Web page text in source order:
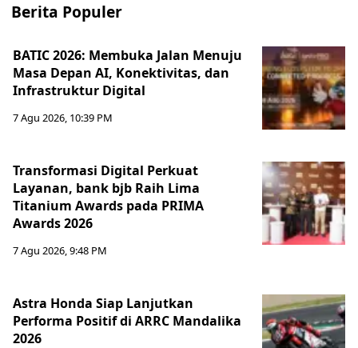
Berita Populer
BATIC 2026: Membuka Jalan Menuju
Masa Depan AI, Konektivitas, dan
Infrastruktur Digital
7 Agu 2026, 10:39 PM
Transformasi Digital Perkuat
Layanan, bank bjb Raih Lima
Titanium Awards pada PRIMA
Awards 2026
7 Agu 2026, 9:48 PM
Astra Honda Siap Lanjutkan
Performa Positif di ARRC Mandalika
2026